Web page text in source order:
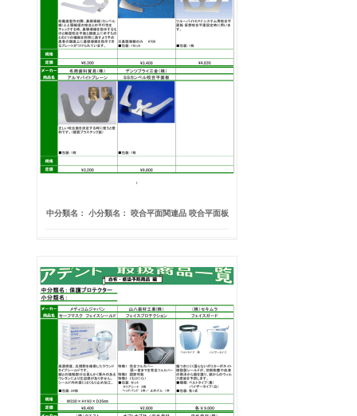
中分類名： 小分類名： 咬合平面関連品 咬合平面板